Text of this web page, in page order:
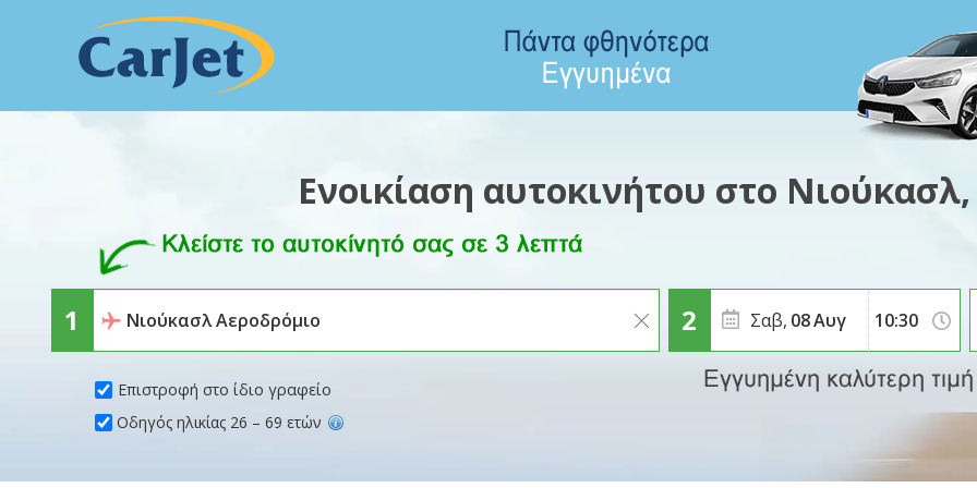
Ενοικίαση αυτοκινήτου στο
Επιστροφή στο ίδιο γραφείο
Σαβ, 08Αυγ
Οδηγός ηλικίας 26 – 69 ετών